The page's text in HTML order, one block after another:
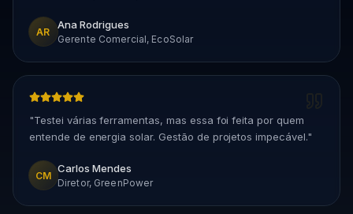
AR
Ana Rodrigues
Gerente Comercial, EcoSolar
"Testei várias ferramentas, mas essa foi feita por quem
entende de energia solar. Gestão de projetos impecável."
CM
Carlos Mendes
Diretor, GreenPower